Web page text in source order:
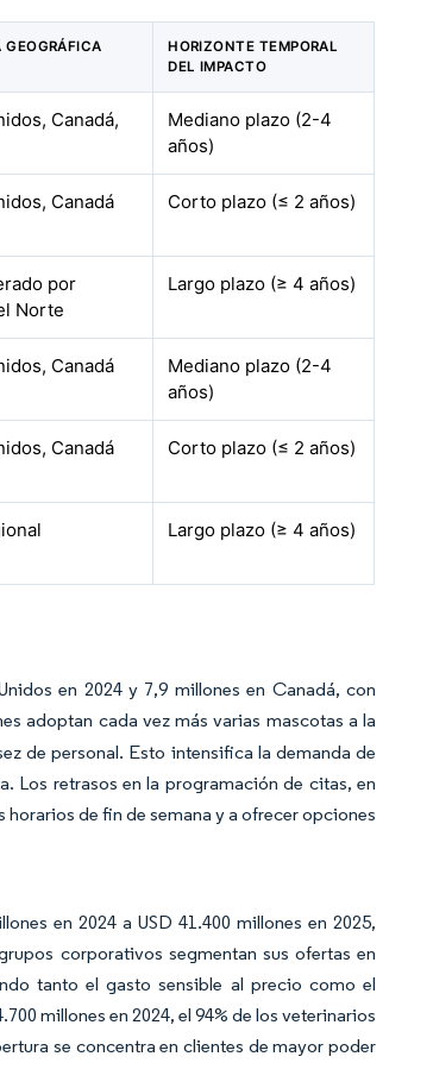
GEOGRÁFICA
HORIZONTE TEMPORAL
DEL IMPACTO
Canadá,
Mediano plazo (2-4
años)
Canadá Corto plazo (≤ 2 años)
por
Norte
Largo plazo (≥ 4 años)
Canadá
Mediano plazo (2-4
años)
Canadá Corto plazo (≤ 2 años)
Largo plazo (≥ 4 años)
en 2024 y 7,9 millones en Canadá, con
adoptan cada vez más varias mascotas a la
de personal. Esto intensifica la demanda de
Los retrasos en la programación de citas, en
de fin de semana y a ofrecer opciones
en 2024 a USD 41.400 millones en 2025,
corporativos segmentan sus ofertas en
tanto el gasto sensible al precio como el
millones en 2024, el 94% de los veterinarios
se concentra en clientes de mayor poder